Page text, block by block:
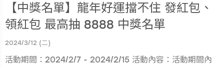
【中獎名單】龍年好運擋不住 發紅包、
領紅包 最高抽 8888 中獎名單
2024/3/12 (二)
活動期間：2024/2/7 - 2024/2/15 活動內容：活動期間內